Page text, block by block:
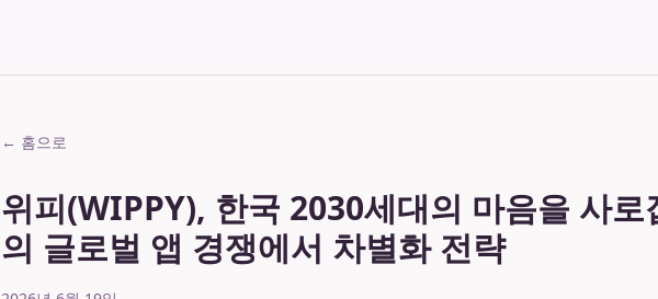
← 홈으로
위피(WIPPY), 한국 2030세대의 마음을 사로
의 글로벌 앱 경쟁에서 차별화 전략